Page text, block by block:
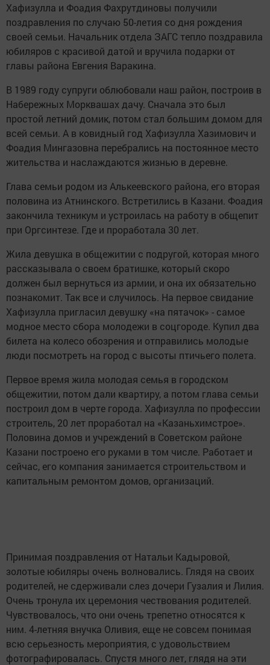
Хафизулла и Фоадия Фахрутдиновы получили
поздравления по случаю 50-летия со дня рождения
своей семьи. Начальник отдела ЗАГС тепло поздравила
юбиляров с красивой датой и вручила подарки от
главы района Евгения Варакина.
В 1989 году супруги облюбовали наш район, построив в
Набережных Морквашах дачу. Сначала это был
простой летний домик, потом стал большим домом для
всей семьи. А в ковидный год Хафизулла Хазимович и
Фоадия Мингазовна перебрались на постоянное место
жительства и наслаждаются жизнью в деревне.
Глава семьи родом из Алькеевского района, его вторая
половина из Атнинского. Встретились в Казани. Фоадия
закончила техникум и устроилась на работу в общепит
при Оргсинтезе. Где и проработала 30 лет.
Жила девушка в общежитии с подругой, которая много
рассказывала о своем братишке, который скоро
должен был вернуться из армии, и она их обязательно
познакомит. Так все и случилось. На первое свидание
Хафизулла пригласил девушку «на пятачок» - самое
модное место сбора молодежи в соцгороде. Купил два
билета на колесо обозрения и отправились молодые
люди посмотреть на город с высоты птичьего полета.
Первое время жила молодая семья в городском
общежитии, потом дали квартиру, а потом глава семьи
построил дом в черте города. Хафизулла по профессии
строитель, 20 лет проработал на «Казаньхимстрое».
Половина домов и учреждений в Советском районе
Казани построено его руками в том числе. Работает и
сейчас, его компания занимается строительством и
капитальным ремонтом домов, организаций.
Принимая поздравления от Натальи Кадыровой,
золотые юбиляры очень волновались. Глядя на своих
родителей, не сдерживали слез дочери Гузалия и Лилия.
Очень тронула их церемония чествования родителей.
Чувствовалось, что они очень трепетно относятся к
ним. 4-летняя внучка Оливия, еще не совсем понимая
всю серьезность мероприятия, с удовольствием
фотографировалась. Спустя много лет, глядя на эти